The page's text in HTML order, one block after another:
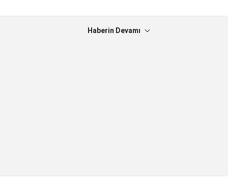
Haberin Devamı